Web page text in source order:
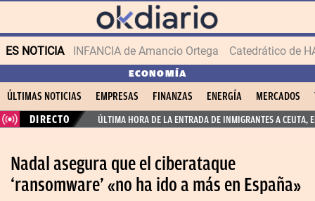
ES NOTICIA INFANCIA de Amancio Ortega
ECONOMÍA
ÚLTIMAS NOTICIAS EMPRESAS FINANZAS ENERGÍA MERCADOS
DIRECTO
ÚLTIMA HORA DE LA ENTRADA DE INMIGRANTES A CEUTA,
Nadal asegura que el ciberataque
‘ransomware’ «no ha ido a más en España»